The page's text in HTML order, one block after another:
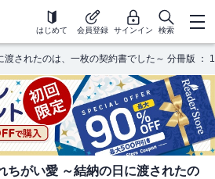
はじめて 会員登録 サインイン 検索
渡されたのは、一枚の契約書でした～ 分冊版 ： 1
ちがい愛 ～結納の日に渡されたの